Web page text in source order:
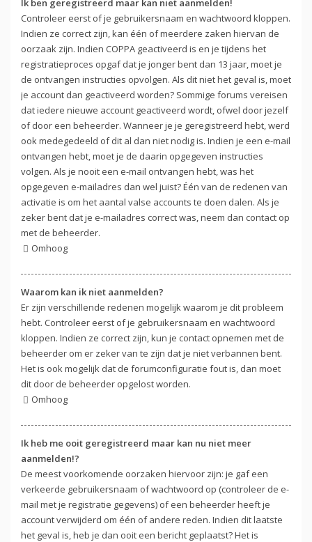
Ik ben geregistreerd maar kan niet aanmelden!
Controleer eerst of je gebruikersnaam en wachtwoord kloppen.
Indien ze correct zijn, kan één of meerdere zaken hiervan de
oorzaak zijn. Indien COPPA geactiveerd is en je tijdens het
registratieproces opgaf dat je jonger bent dan 13 jaar, moet je
de ontvangen instructies opvolgen. Als dit niet het geval is, moet
je account dan geactiveerd worden? Sommige forums vereisen
dat iedere nieuwe account geactiveerd wordt, ofwel door jezelf
of door een beheerder. Wanneer je je geregistreerd hebt, werd
ook medegedeeld of dit al dan niet nodig is. Indien je een e-mail
ontvangen hebt, moet je de daarin opgegeven instructies
volgen. Als je nooit een e-mail ontvangen hebt, was het
opgegeven e-mailadres dan wel juist? Één van de redenen van
activatie is om het aantal valse accounts te doen dalen. Als je
zeker bent dat je e-mailadres correct was, neem dan contact op
met de beheerder.
Omhoog
Waarom kan ik niet aanmelden?
Er zijn verschillende redenen mogelijk waarom je dit probleem
hebt. Controleer eerst of je gebruikersnaam en wachtwoord
kloppen. Indien ze correct zijn, kun je contact opnemen met de
beheerder om er zeker van te zijn dat je niet verbannen bent.
Het is ook mogelijk dat de forumconfiguratie fout is, dan moet
dit door de beheerder opgelost worden.
Omhoog
Ik heb me ooit geregistreerd maar kan nu niet meer
aanmelden!?
De meest voorkomende oorzaken hiervoor zijn: je gaf een
verkeerde gebruikersnaam of wachtwoord op (controleer de e-
mail met je registratie gegevens) of een beheerder heeft je
account verwijderd om één of andere reden. Indien dit laatste
het geval is, heb je dan ooit een bericht geplaatst? Het is